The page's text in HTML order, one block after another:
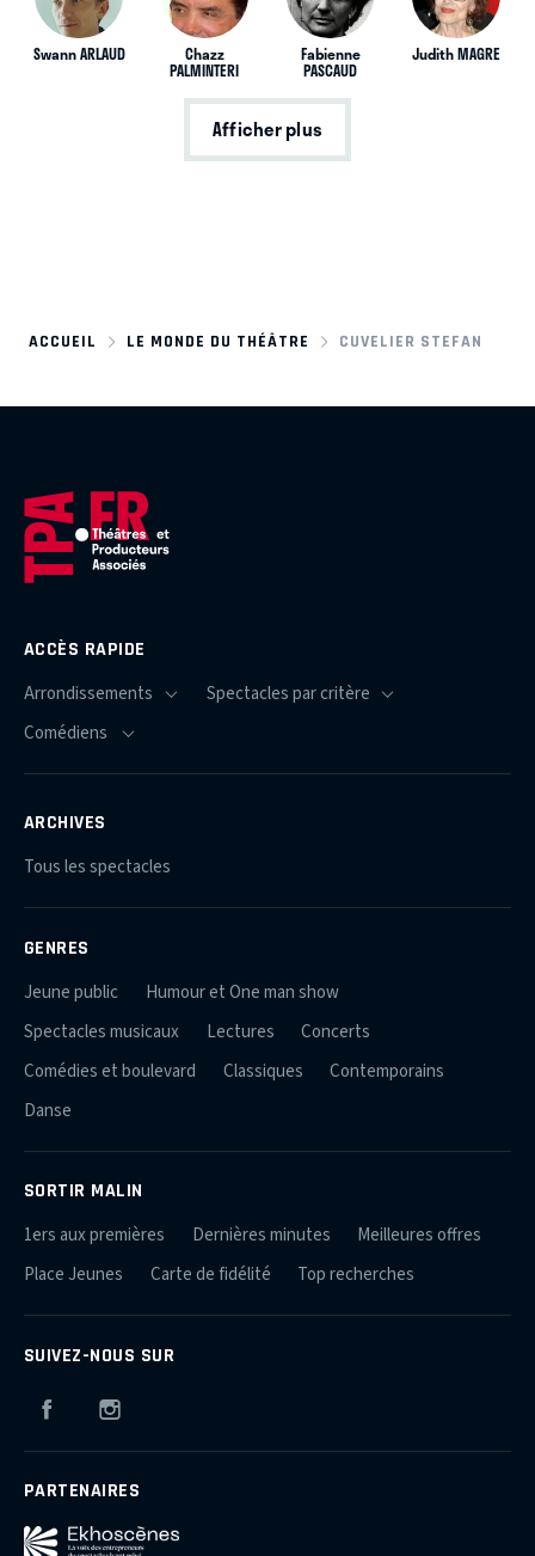
Swann ARLAUD Chazz
PALMINTERI
Fabienne
PASCAUD
Judith MAGRE
Afficher plus
ACCUEIL LE MONDE DU THÉÂTRE CUVELIER STEFAN
ACCÈS RAPIDE
ARCHIVES
Tous les spectacles
GENRES
Jeune public
Humour et One man show
Spectacles musicaux
Lectures
Concerts
Comédies et boulevard
Classiques
Contemporains
Danse
SORTIR MALIN
1ers aux premières Dernières minutes
Meilleures offres
Place Jeunes
Carte de fidélité Top recherches
SUIVEZ-NOUS SUR
Facebook
PARTENAIRES